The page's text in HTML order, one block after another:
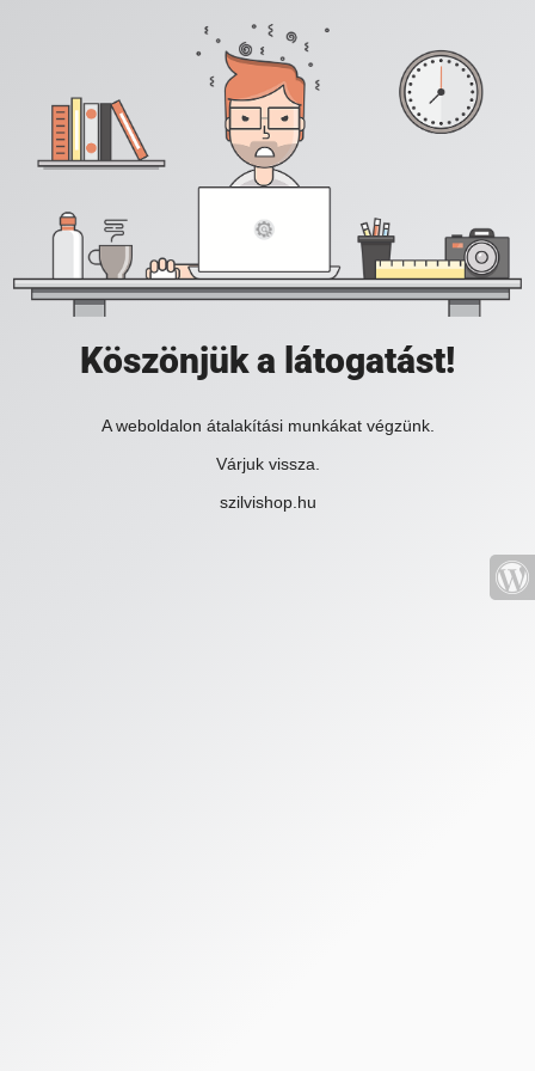
Köszönjük a látogatást!
A weboldalon átalakítási munkákat végzünk.
Várjuk vissza.
szilvishop.hu